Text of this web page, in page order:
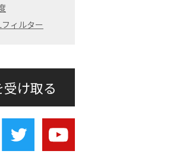
フィルター
け取る